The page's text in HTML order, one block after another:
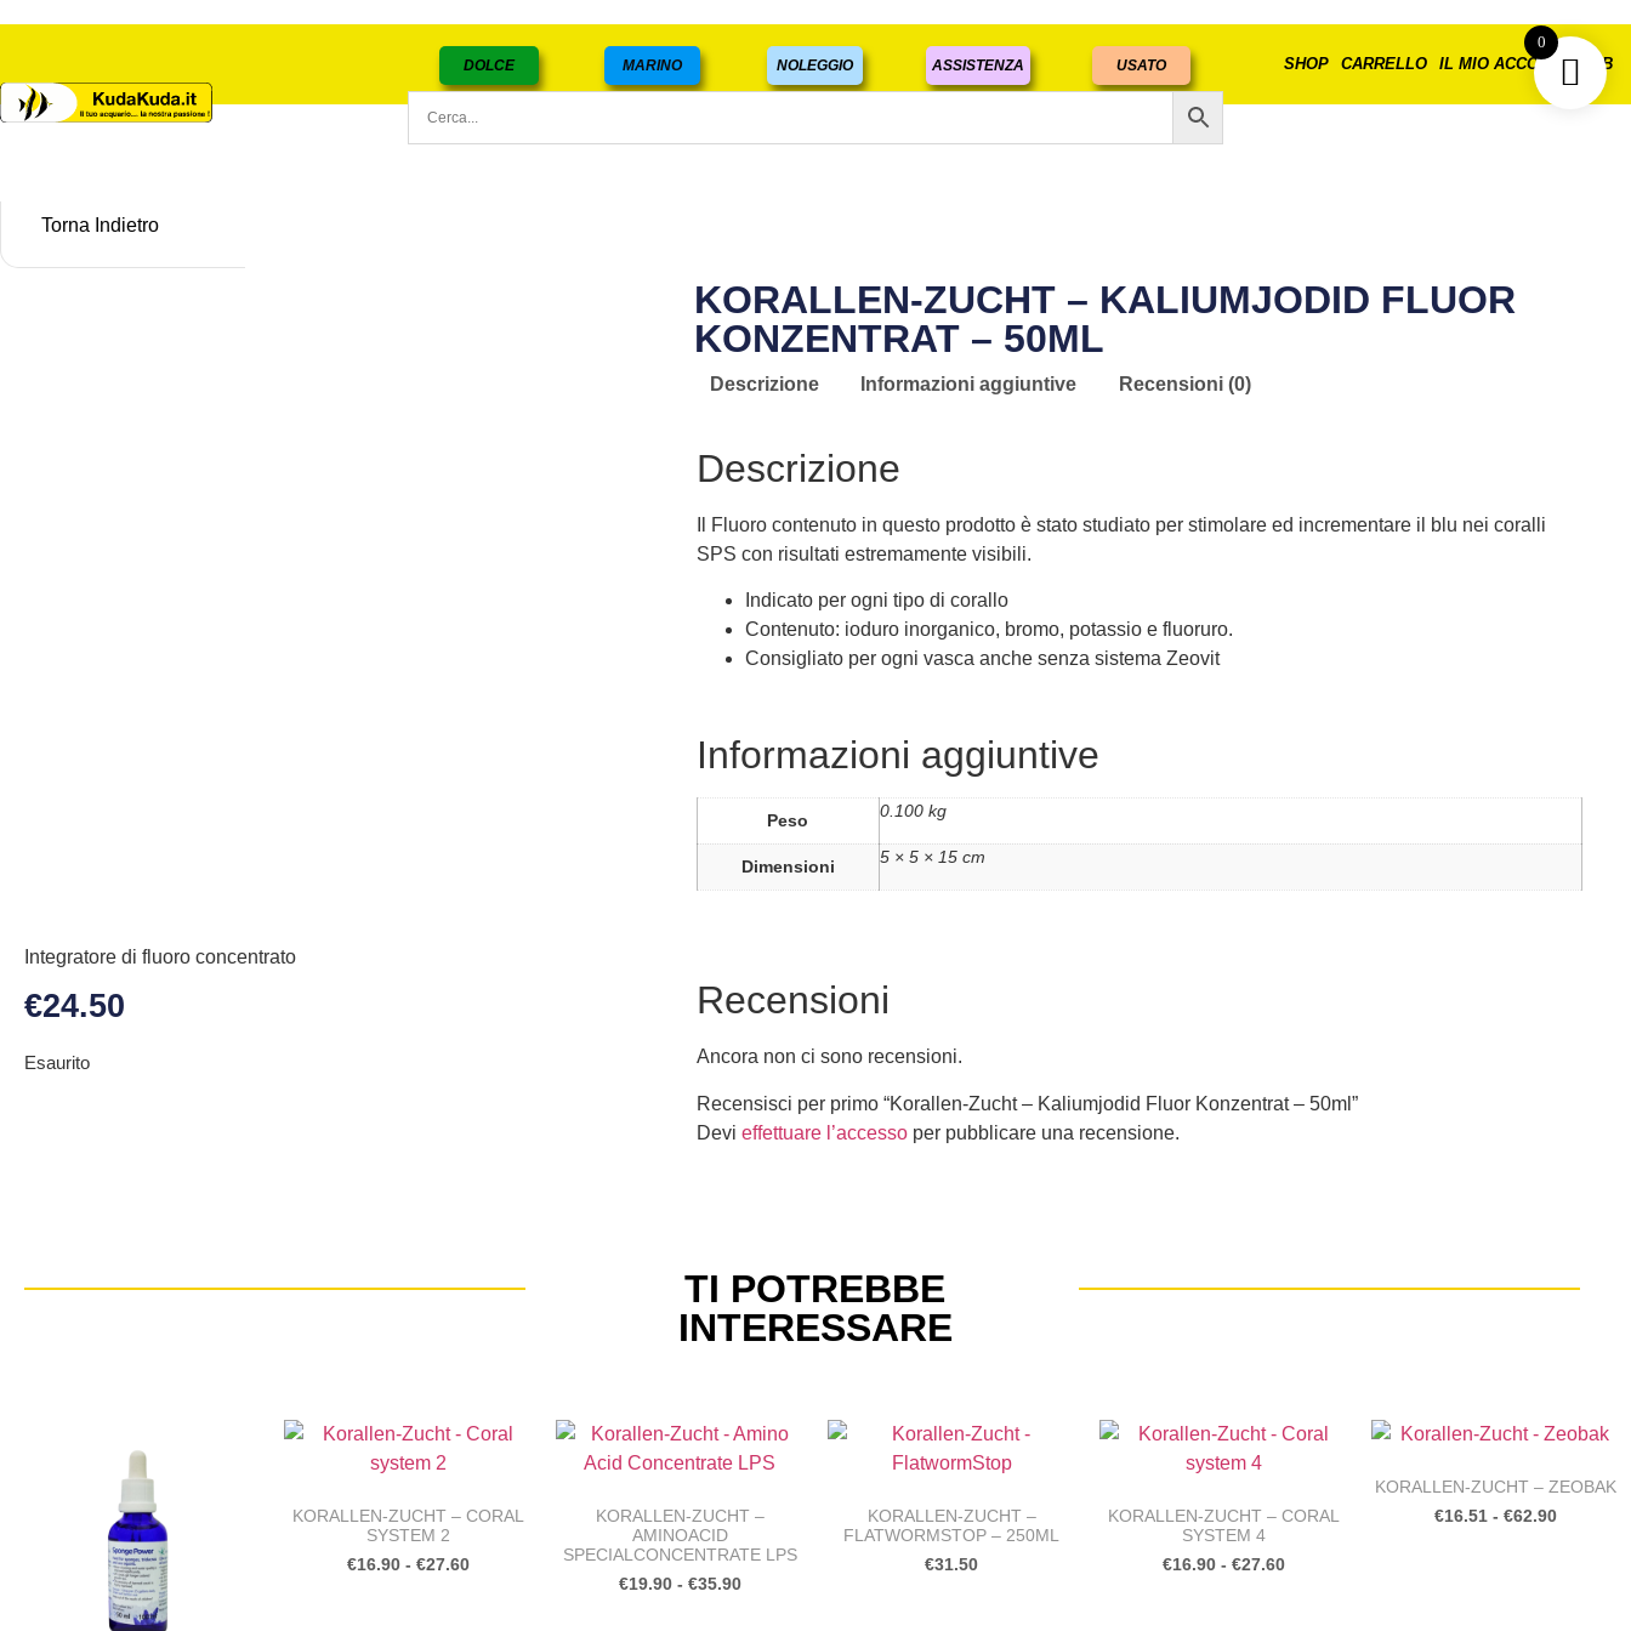
DOLCE MARINO NOLEGGIO ASSISTENZA USATO SHOP CARRELLO IL MIO ACCOUNT B2B
Torna Indietro
Integratore di fluoro concentrato
€24.50
Esaurito
KORALLEN-ZUCHT – KALIUMJODID FLUOR
KONZENTRAT – 50ML
Descrizione Informazioni aggiuntive Recensioni (0)
Descrizione
Il Fluoro contenuto in questo prodotto è stato studiato per stimolare ed incrementare il blu nei coralli
SPS con risultati estremamente visibili.
Indicato per ogni tipo di corallo
Contenuto: ioduro inorganico, bromo, potassio e fluoruro.
Consigliato per ogni vasca anche senza sistema Zeovit
Informazioni aggiuntive
Peso 0.100 kg
Dimensioni 5 × 5 × 15 cm
Recensioni
Ancora non ci sono recensioni.
Recensisci per primo “Korallen-Zucht – Kaliumjodid Fluor Konzentrat – 50ml”
Devi effettuare l’accessoper pubblicare una recensione.
TI POTREBBE
INTERESSARE
KORALLEN-ZUCHT – CORAL
SYSTEM 2
€16.90 - €27.60
KORALLEN-ZUCHT –
AMINOACID
SPECIALCONCENTRATE LPS
€19.90 - €35.90
KORALLEN-ZUCHT –
FLATWORMSTOP – 250ML
€31.50
KORALLEN-ZUCHT – CORAL
SYSTEM 4
€16.90 - €27.60
KORALLEN-ZUCHT – ZEOBAK
€16.51 - €62.90
0